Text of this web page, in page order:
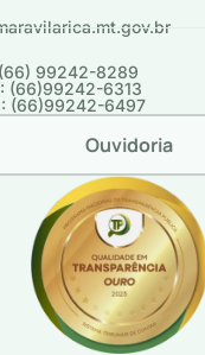
99242-8289
(66)99242-6313
(66)99242-6497
Ouvidoria